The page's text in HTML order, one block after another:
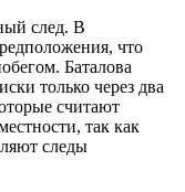
след. В
что
Баталова
только через два
считают
так как
следы